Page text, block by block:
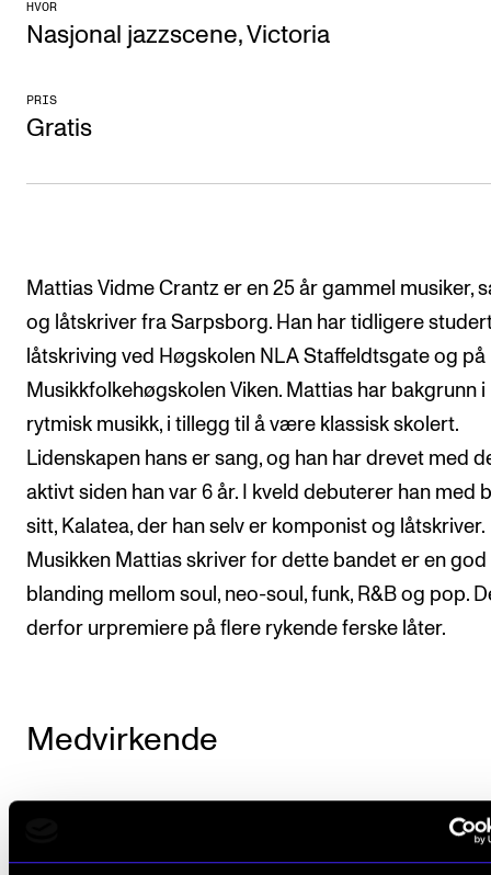
CREMAH
Prosjekter
Publikasjoner
Internasjonal strategi
Samarbeidsprosjekter
AKTUELT
Arrangementer og konserter
Nyheter og historier
Ledige stillinger
Finn ansatte
HVOR
Nasjonal jazzscene, Victoria
PRIS
Gratis
Mattias Vidme Crantz er en 25 år gammel musiker,
og låtskriver fra Sarpsborg. Han har tidligere
låtskriving ved Høgskolen NLA Staffeldtsgate og på
Musikkfolkehøgskolen Viken. Mattias har bakgrunn i
rytmisk musikk, i tillegg til å være klassisk skolert.
Lidenskapen hans er sang, og han har drevet med
aktivt siden han var 6 år. I kveld debuterer han med
sitt, Kalatea, der han selv er komponist og låtskriver.
Musikken Mattias skriver for dette bandet er en god
blanding mellom soul, neo-soul, funk, R&B og pop.
derfor urpremiere på flere rykende ferske låter.
Medvirkende
Sander Fossvold Kolstad (piano, keys)